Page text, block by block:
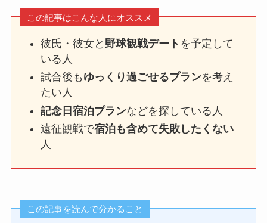
この記事はこんな人にオススメ
彼氏・彼女と 野球観戦デート を予定して
いる人
試合後も ゆっくり過ごせるプランを考え
たい人
記念日宿泊プランなどを探している人
遠征観戦で宿泊も含めて失敗したくない
人
この記事を読んで分かること